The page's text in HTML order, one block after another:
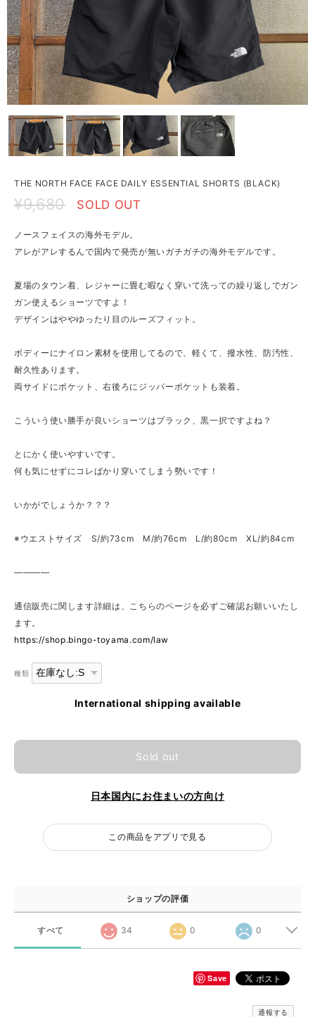
THE NORTH FACE FACE DAILY ESSENTIAL SHORTS (BLACK)
¥9,680 SOLD OUT
ノースフェイスの海外モデル。
アレがアレするんで国内で発売が無いガチガチの海外モデルです。
夏場のタウン着、レジャーに畳む暇なく穿いて洗っての繰り返しでガン
ガン使えるショーツですよ！
デザインはややゆったり目のルーズフィット。
ボディーにナイロン素材を使用してるので、軽くて、撥水性、防汚性、
耐久性あります。
両サイドにポケット、右後ろにジッパーポケットも装着。
こういう使い勝手が良いショーツはブラック、黒一択ですよね？
とにかく使いやすいです。
何も気にせずにコレばかり穿いてしまう勢いです！
いかがでしょうか？？？
※ウエストサイズ S/約73cm M/約76cm L/約80cm XL/約84cm
————
通信販売に関します詳細は、こちらのページを必ずご確認お願いいたし
ます。
https://shop.bingo-toyama.com/law
種類
International shipping available
Sold out
日本国内にお住まいの方向け
この商品をアプリで見る
ショップの評価
すべて 34 0 0
Save
通報する